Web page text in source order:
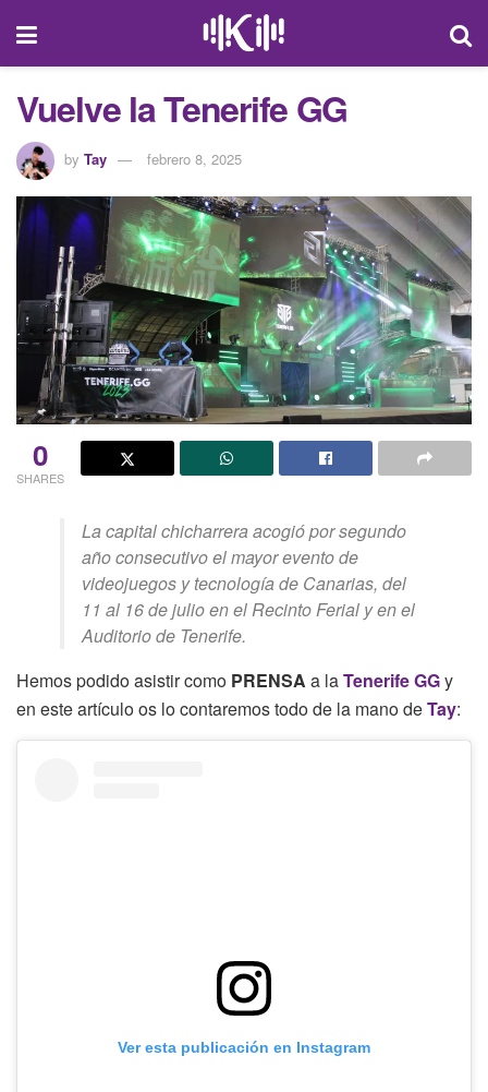
Vuelve la Tenerife GG
by Tay febrero 8, 2025
0
SHARES
La capital chicharrera acogió por segundo
año consecutivo el mayor evento de
videojuegos y tecnología de Canarias, del
11 al 16 de julio en el Recinto Ferial y en el
Auditorio de Tenerife.
Hemos podido asistir como PRENSA a laTenerife GGy
en este artículo os lo contaremos todo de la mano deTay:
Ver esta publicación en Instagram